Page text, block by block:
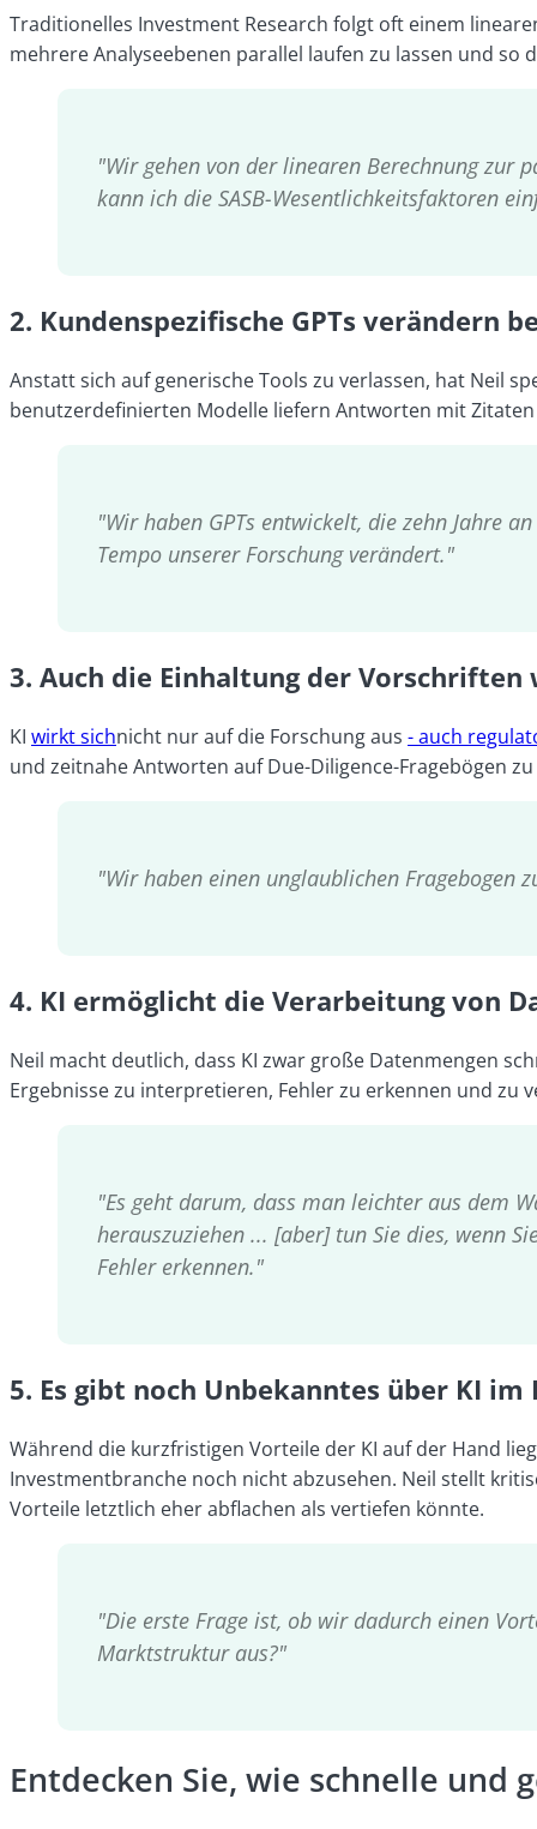
Traditionelles Investment Research folgt oft einem
mehrere Analyseebenen parallel laufen zu lassen und
"Wir gehen von der linearen Berechnung zur
kann ich die SASB-Wesentlichkeitsfaktoren
2. Kundenspezifische GPTs verändern
Anstatt sich auf generische Tools zu verlassen, hat Neil
benutzerdefinierten Modelle liefern Antworten mit
"Wir haben GPTs entwickelt, die zehn Jahre
Tempo unserer Forschung verändert."
3. Auch die Einhaltung der
KI wirkt sichnicht nur auf die Forschung aus - auch
und zeitnahe Antworten auf Due-Diligence-Fragebögen
"Wir haben einen unglaublichen Fragebogen
4. KI ermöglicht die Verarbeitung von
Neil macht deutlich, dass KI zwar große Datenmengen
Ergebnisse zu interpretieren, Fehler zu erkennen und zu
"Es geht darum, dass man leichter aus dem
herauszuziehen ... [aber] tun Sie dies, wenn
Fehler erkennen."
5. Es gibt noch Unbekanntes über KI
Während die kurzfristigen Vorteile der KI auf der Hand
Investmentbranche noch nicht abzusehen. Neil stellt
Vorteile letztlich eher abflachen als vertiefen könnte.
"Die erste Frage ist, ob wir dadurch einen
Marktstruktur aus?"
Entdecken Sie, wie schnelle und